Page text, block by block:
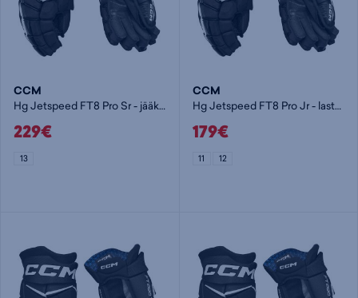
CCM
Hg Jetspeed FT8 Pro Sr - jääkiekkohanska
229€
13
CCM
Hg Jetspeed FT8 Pro Jr - lasten jääkiekkohanska
179€
11 12